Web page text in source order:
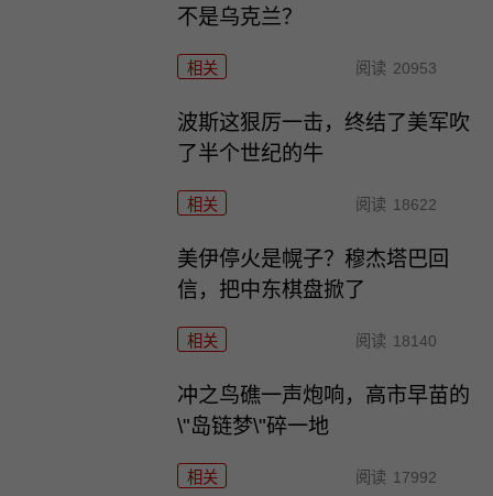
不是乌克兰？
相关 阅读 20953
波斯这狠厉一击，终结了美军吹
了半个世纪的牛
相关 阅读 18622
美伊停火是幌子？穆杰塔巴回
信，把中东棋盘掀了
相关 阅读 18140
冲之鸟礁一声炮响，高市早苗的
\"岛链梦\"碎一地
相关 阅读 17992